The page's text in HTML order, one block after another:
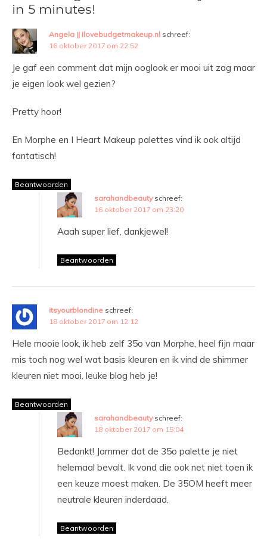
in 5 minutes!
Angela || Ilovebudgetmakeup.nl schreef:
16 oktober 2017 om 22:52
Je gaf een comment dat mijn ooglook er mooi uit zag maar
je eigen look wel gezien?
Pretty hoor!
En Morphe en I Heart Makeup palettes vind ik ook altijd
fantatisch!
Beantwoorden
sarahandbeauty schreef:
16 oktober 2017 om 23:20
Aaah super lief, dankjewel!
Beantwoorden
itsyourblondine schreef:
18 oktober 2017 om 12:12
Hele mooie look, ik heb zelf 35o van Morphe, heel fijn maar
mis toch nog wel wat basis kleuren en ik vind de shimmer
kleuren niet mooi. leuke blog heb je!
Beantwoorden
sarahandbeauty schreef:
18 oktober 2017 om 15:04
Bedankt! Jammer dat de 35o palette je niet
helemaal bevalt. Ik vond die ook net niet toen ik
een keuze moest maken. De 35OM heeft meer
neutrale kleuren inderdaad.
Beantwoorden